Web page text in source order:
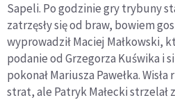
Sapeli. Po godzinie gry trybuny
zatrzęsły się od braw, bowiem
wyprowadził Maciej Małkowski,
podanie od Grzegorza Kuświka i
pokonał Mariusza Pawełka.
strat, ale Patryk Małecki strzelał